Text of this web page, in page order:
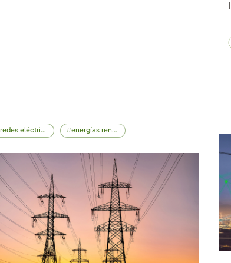
redes eléctricas energías renovables